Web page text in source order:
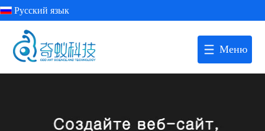
Русский язык
Меню